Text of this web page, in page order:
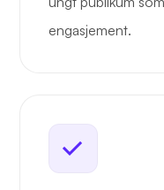
engasjement.